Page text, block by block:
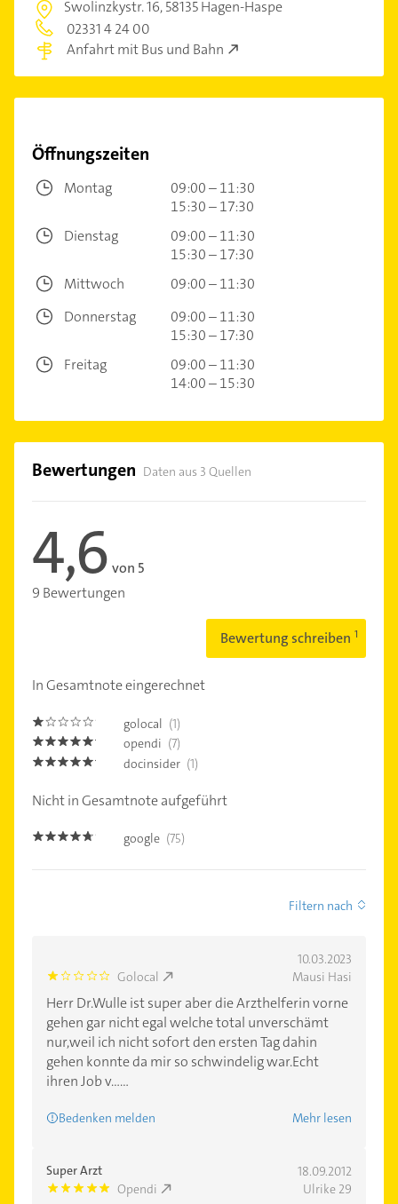
Swolinzkystr. 16,58135 Hagen-Haspe
02331 4 24 00
Anfahrt mit Bus und Bahn
Öffnungszeiten
Montag
09:00 – 11:30
15:30 – 17:30
Dienstag
09:00 – 11:30
15:30 – 17:30
Mittwoch
09:00 – 11:30
Donnerstag
09:00 – 11:30
15:30 – 17:30
Freitag
09:00 – 11:30
14:00 – 15:30
Bewertungen Daten aus 3 Quellen
4,6 von 5
9 Bewertungen
Bewertung schreiben
In Gesamtnote eingerechnet
1.0 golocal (1)
5.0 opendi (7)
5.0 docinsider (1)
Nicht in Gesamtnote aufgeführt
4.6 google (75)
Filtern nach
10.03.2023
1.0 Golocal Mausi Hasi
Herr Dr.Wulle ist super aber die Arzthelferin vorne
gehen gar nicht egal welche total unverschämt
nur,weil ich nicht sofort den ersten Tag dahin
gehen konnte da mir so schwindelig war.Echt
ihren Job v......
Bedenken melden Mehr lesen
Super Arzt 18.09.2012
5.0 Opendi Ulrike 29